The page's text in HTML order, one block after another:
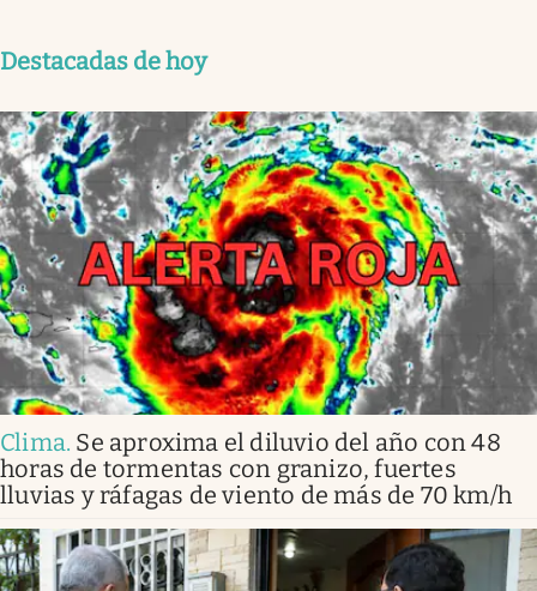
Destacadas de hoy
Clima. Se aproxima el diluvio del año con 48
horas de tormentas con granizo, fuertes
lluvias y ráfagas de viento de más de 70 km/h